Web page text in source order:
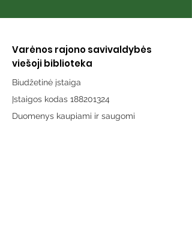
Varėnos rajono savivaldybės
viešoji biblioteka
Biudžetinė įstaiga
Įstaigos kodas 188201324
Duomenys kaupiami ir saugomi